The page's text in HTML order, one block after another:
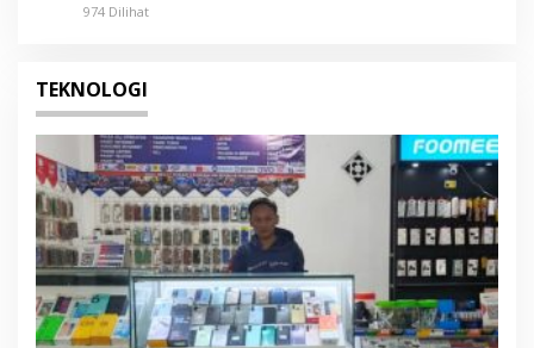
974 Dilihat
TEKNOLOGI